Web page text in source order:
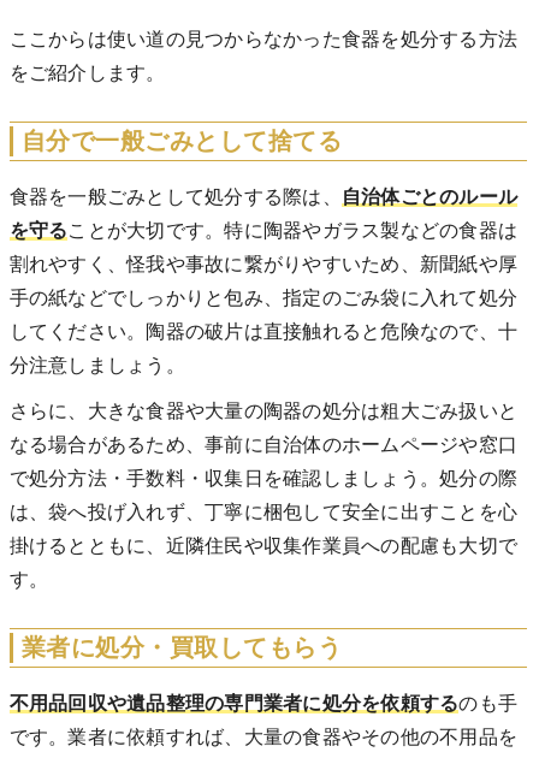
ここからは使い道の見つからなかった食器を処分する方法
をご紹介します。
自分で一般ごみとして捨てる
食器を一般ごみとして処分する際は、
自治体ごとのルール
を守ることが大切です。特に陶器やガラス製などの食器は
割れやすく、怪我や事故に繋がりやすいため、新聞紙や厚
手の紙などでしっかりと包み、指定のごみ袋に入れて処分
してください。陶器の破片は直接触れると危険なので、十
分注意しましょう。
さらに、大きな食器や大量の陶器の処分は粗大ごみ扱いと
なる場合があるため、事前に自治体のホームページや窓口
で処分方法・手数料・収集日を確認しましょう。処分の際
は、袋へ投げ入れず、丁寧に梱包して安全に出すことを心
掛けるとともに、近隣住民や収集作業員への配慮も大切で
す。
業者に処分・買取してもらう
不用品回収や遺品整理の専門業者に処分を依頼するのも手
です。業者に依頼すれば、大量の食器やその他の不用品を